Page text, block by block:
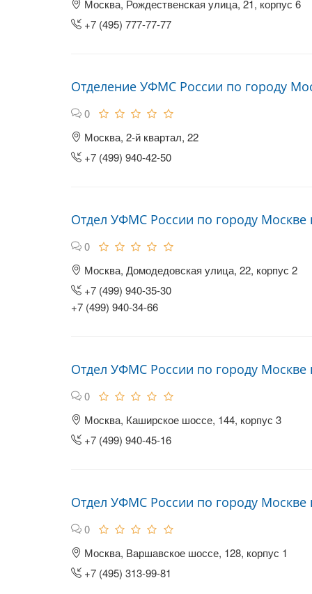
Москва, Рождественская улица, 21, корпус 6
+7 (495) 777-77-77
Отделение УФМС России по городу
0
Москва, 2-й квартал, 22
+7 (499) 940-42-50
Отдел УФМС России по городу
0
Москва, Домодедовская улица, 22, корпус 2
+7 (499) 940-35-30
+7 (499) 940-34-66
Отдел УФМС России по городу
0
Москва, Каширское шоссе, 144, корпус 3
+7 (499) 940-45-16
Отдел УФМС России по городу Москве
0
Москва, Варшавское шоссе, 128, корпус 1
+7 (495) 313-99-81